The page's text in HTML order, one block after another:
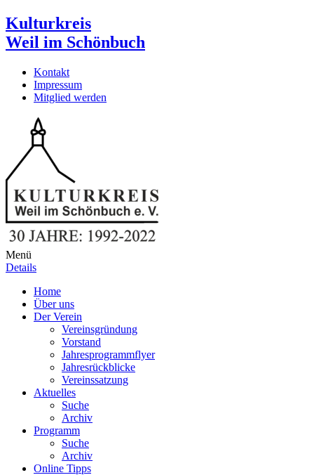
Kulturkreis
Weil im Schönbuch
Kontakt
Impressum
Mitglied werden
Menü
Details
Home
Über uns
Der Verein
Vereinsgründung
Vorstand
Jahresprogrammflyer
Jahresrückblicke
Vereinssatzung
Aktuelles
Suche
Archiv
Programm
Suche
Archiv
Online Tipps